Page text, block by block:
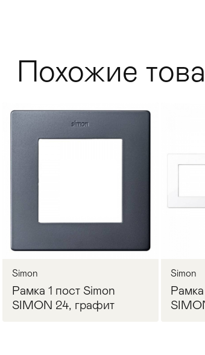
Столы >
Стулья >
Похожие
Simon
Рамка 1 пост Simon
SIMON 24, графит
Simon